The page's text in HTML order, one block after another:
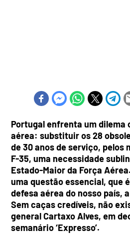
Portugal enfrenta um dilema
aérea: substituir os 28
de 30 anos de serviço, pelos
F-35, uma necessidade
Estado-Maior da Força
uma questão essencial, que
defesa aérea do nosso país,
Sem caças credíveis, não
general Cartaxo Alves, em
semanário ‘Expresso’.